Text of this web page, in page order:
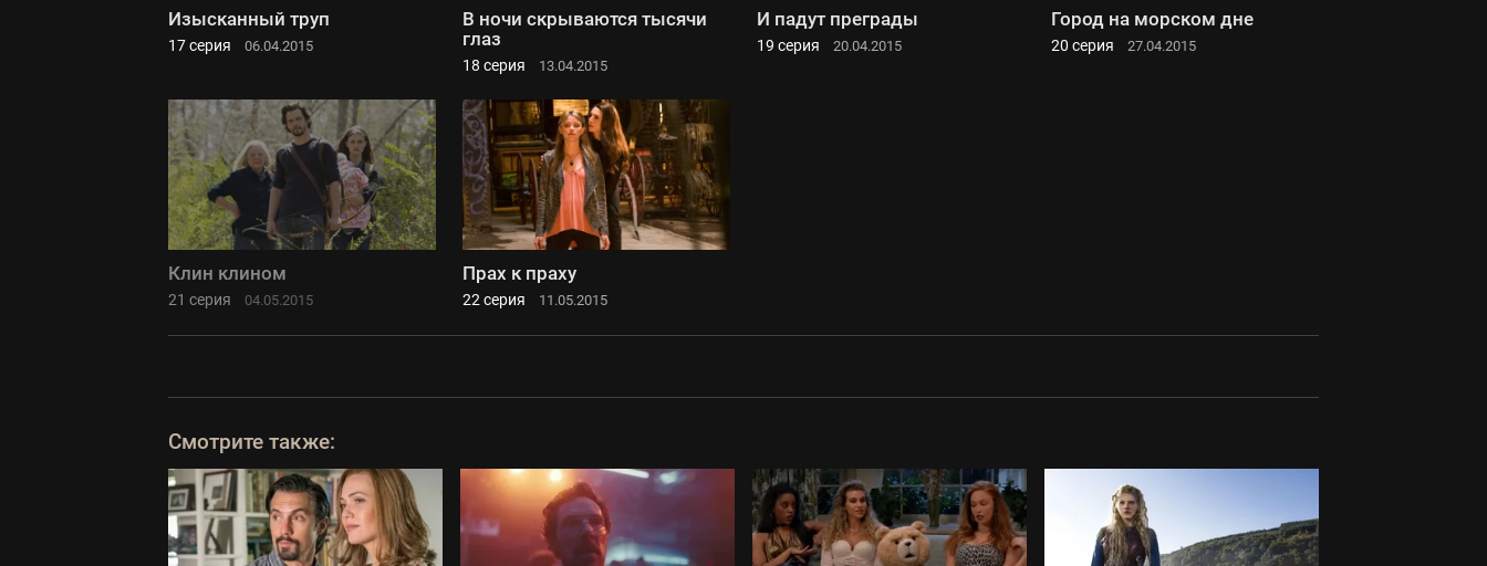
Изысканный труп
17 серия 06.04.2015
В ночи скрываются тысячи
глаз
18 серия 13.04.2015
И падут преграды
19 серия 20.04.2015
Город на морском дне
20 серия 27.04.2015
Клин клином
21 серия 04.05.2015
Прах к праху
22 серия 11.05.2015
Смотрите также: